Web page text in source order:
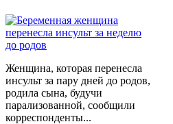
Женщина, которая перенесла
инсульт за пару дней до родов,
родила сына, будучи
парализованной, сообщили
корреспонденты...